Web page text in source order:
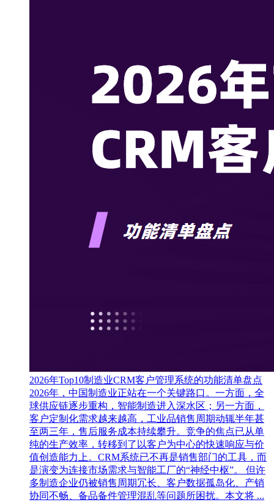
2026年Top10制造业CRM客户管理系统的功能清单盘点
2026年，中国制造业正站在一个关键路口。一方面，全
球供应链逐步重构，智能制造进入深水区；另一方面，
客户定制化需求越来越高，工业品销售周期动辄半年甚
至两三年，售后服务成本持续攀升。竞争的焦点已从单
纯的生产效率，转移到了以客户为中心的快速响应与价
值创造能力上。CRM系统已不再是销售部门的工具，而
是演变为连接市场需求与智能工厂的“神经中枢”。 但许
多制造企业仍被销售周期冗长、客户数据孤岛化、产销
协同不畅、备品备件管理混乱等问题所困扰。本文将 ...